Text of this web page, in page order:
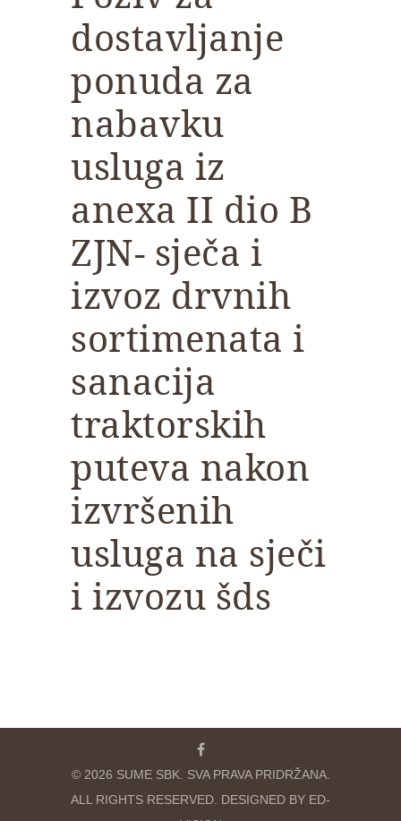
dostavljanje
ponuda za
nabavku
usluga iz
anexa II dio B
ZJN- sječa i
izvoz drvnih
sortimenata i
sanacija
traktorskih
puteva nakon
izvršenih
usluga na sječi
i izvozu šds
© 2026 SUME SBK. SVA PRAVA PRIDRŽANA.
ALL RIGHTS RESERVED. DESIGNED BY ED-